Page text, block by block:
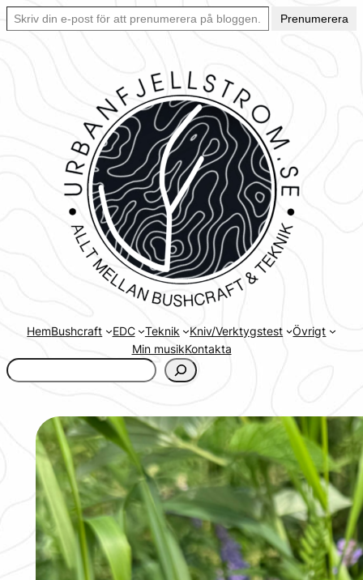
Hoppa
Skriv din e-post för att prenumerera på bloggen… Ett enkelt sätt att hålla sig uppdaterad automatiskt.
Prenumerera
HemBushcraft EDC Teknik Kniv/Verktygstest
Övrigt
Min musikKontakta
www.urbanfjellstrom.se/jamforelselistan/